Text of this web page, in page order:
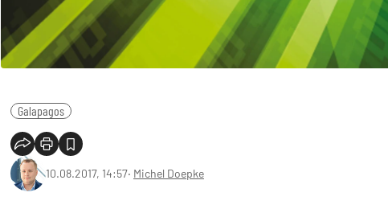
Galapagos
10.08.2017, 14:57‧ Michel Doepke